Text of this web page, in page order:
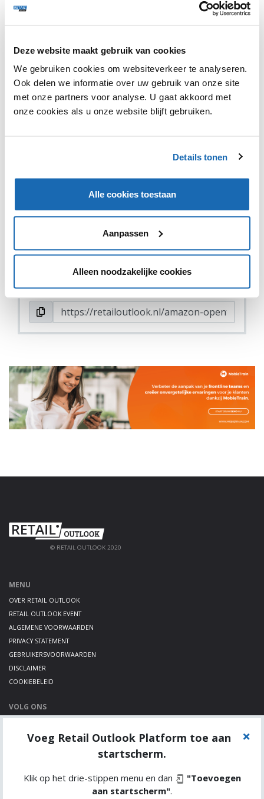
Deze website maakt gebruik van cookies
We gebruiken cookies om websiteverkeer te analyseren.
Ook delen we informatie over uw gebruik van onze site
met onze partners voor analyse. U gaat akkoord met
onze cookies als u onze website blijft gebruiken.
Details tonen
Alle cookies toestaan
Aanpassen
Alleen noodzakelijke cookies
store. Voor Amazon wordt dit dan de enige fysieke
winkel in Europa. De winkel is volledig gericht op mode
en bestaat uit 3000 vierkant meter. Amazon biedt hier
eigen merken aan, maar ook labels als: Tommy Hilfiger,
Calvin Klein, Filippa K en Vans. Iedere dag wordt de
collectie aangepast aan een ander thema. In de winkel
DEEL DIT IN JOUW NETWERK
© RETAIL OUTLOOK 2020
MENU
OVER RETAIL OUTLOOK
RETAIL OUTLOOK EVENT
ALGEMENE VOORWAARDEN
PRIVACY STATEMENT
GEBRUIKERSVOORWAARDEN
DISCLAIMER
COOKIEBELEID
VOLG ONS
TWITTER
Voeg Retail Outlook Platform toe aan
startscherm.
Klik op het drie-stippen menu en dan
"Toevoegen
aan startscherm".